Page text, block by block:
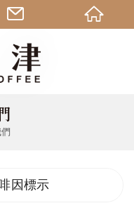
因標示